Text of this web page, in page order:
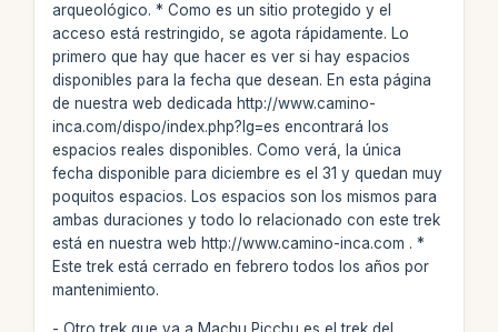
arqueológico. * Como es un sitio protegido y el
acceso está restringido, se agota rápidamente. Lo
primero que hay que hacer es ver si hay espacios
disponibles para la fecha que desean. En esta página
de nuestra web dedicada http://www.camino-
inca.com/dispo/index.php?lg=es encontrará los
espacios reales disponibles. Como verá, la única
fecha disponible para diciembre es el 31 y quedan muy
poquitos espacios. Los espacios son los mismos para
ambas duraciones y todo lo relacionado con este trek
está en nuestra web http://www.camino-inca.com . *
Este trek está cerrado en febrero todos los años por
mantenimiento.
- Otro trek que va a Machu Picchu es el trek del